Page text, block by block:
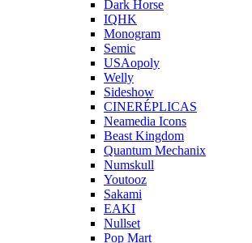
Dark Horse
IQHK
Monogram
Semic
USAopoly
Welly
Sideshow
CINERÉPLICAS
Neamedia Icons
Beast Kingdom
Quantum Mechanix
Numskull
Youtooz
Sakami
EAKI
Nullset
Pop Mart